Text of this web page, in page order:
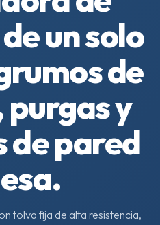
un solo
de
y
de pared
tolva fija de alta resistencia,